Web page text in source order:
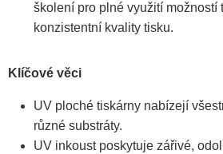
školení pro plné využití možností
konzistentní kvality tisku.
Klíčové věci
UV ploché tiskárny nabízejí
různé substráty.
UV inkoust poskytuje zářivé,